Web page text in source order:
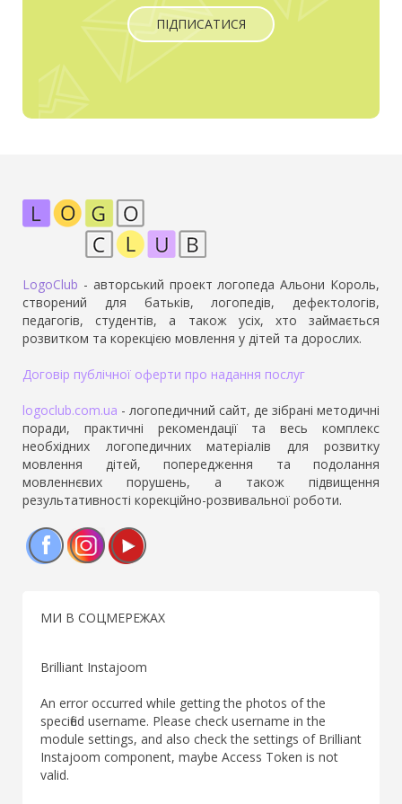
ПІДПИСАТИСЯ
LogoClub - авторський проект логопеда Альони Король,
створений для батьків, логопедів, дефектологів,
педагогів, студентів, а також усіх, хто займається
розвитком та корекцією мовлення у дітей та дорослих.
Договір публічної оферти про надання послуг
logoclub.com.ua - логопедичний сайт, де зібрані методичні
поради, практичні рекомендації та весь комплекс
необхідних логопедичних матеріалів для розвитку
мовлення дітей, попередження та подолання
мовленнєвих порушень, а також підвищення
результативності корекційно-розвивальної роботи.
МИ В СОЦМЕРЕЖАХ
Brilliant Instajoom
An error occurred while getting the photos of the
specified username. Please check username in the
module settings, and also check the settings of Brilliant
Instajoom component, maybe Access Token is not
valid.